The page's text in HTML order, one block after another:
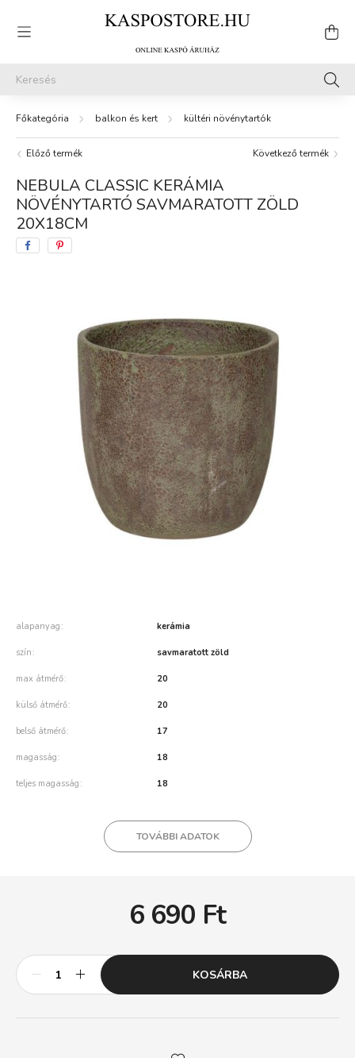
balkon és kert kültéri növénytartók
Előző termék Következő termék
NEBULA CLASSIC KERÁMIA
NÖVÉNYTARTÓ SAVMARATOTT ZÖLD
20X18CM
alapanyag kerámia
szín savmaratott zöld
max átmérő 20
külső átmérő 20
belső átmérő 17
magasság 18
teljes magasság 18
TOVÁBBI ADATOK
6 690 Ft
KOSÁRBA